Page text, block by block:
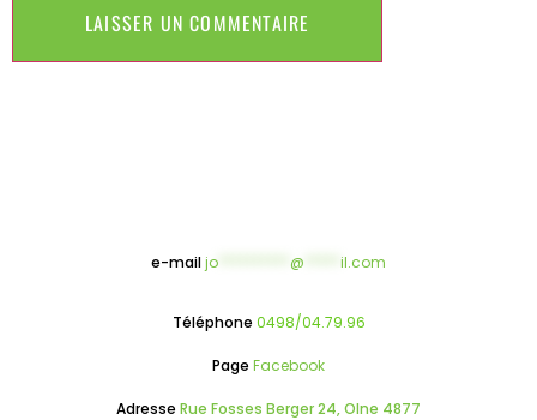
e-mailjo @ il.com
Téléphone 0498/04.79.96
Page Facebook
Adresse Rue Fosses Berger 24, Olne 4877